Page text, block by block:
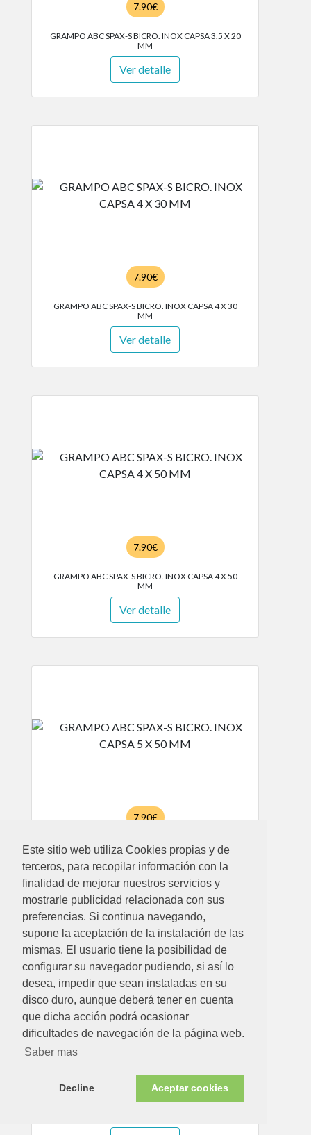
Este sitio web utiliza Cookies propias y de
terceros, para recopilar información con la
finalidad de mejorar nuestros servicios y
mostrarle publicidad relacionada con sus
preferencias. Si continua navegando,
supone la aceptación de la instalación de las
mismas. El usuario tiene la posibilidad de
configurar su navegador pudiendo, si así lo
desea, impedir que sean instaladas en su
disco duro, aunque deberá tener en cuenta
que dicha acción podrá ocasionar
dificultades de navegación de la página web.
Saber mas
Decline Aceptar cookies
7.90€
GRAMPO ABC SPAX-S BICRO. INOX CAPSA 3.5 X 20
MM
Ver detalle
7.90€
GRAMPO ABC SPAX-S BICRO. INOX CAPSA 4 X 30
MM
Ver detalle
7.90€
GRAMPO ABC SPAX-S BICRO. INOX CAPSA 4 X 50
MM
Ver detalle
7.90€
GRAMPO ABC SPAX-S BICRO. INOX CAPSA 5 X 50
MM
Ver detalle
Disponible en tienda ahora
2.00€